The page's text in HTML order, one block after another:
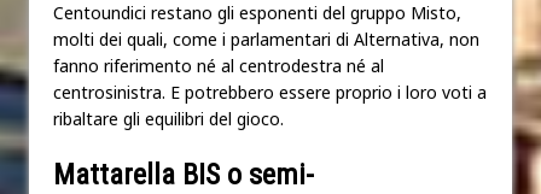
Centoundici restano gli esponenti del gruppo Misto,
molti dei quali, come i parlamentari di Alternativa, non
fanno riferimento né al centrodestra né al
centrosinistra. E potrebbero essere proprio i loro voti a
ribaltare gli equilibri del gioco.
Mattarella BIS o semi-